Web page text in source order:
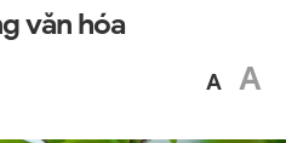
văn hóa
A A